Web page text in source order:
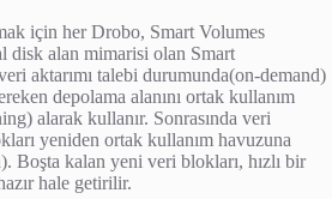
için her Drobo, Smart Volumes
disk alan mimarisi olan Smart
aktarımı talebi durumunda(on-demand)
depolama alanını ortak kullanım
alarak kullanır. Sonrasında veri
yeniden ortak kullanım havuzuna
Boşta kalan yeni veri blokları, hızlı bir
hale getirilir.